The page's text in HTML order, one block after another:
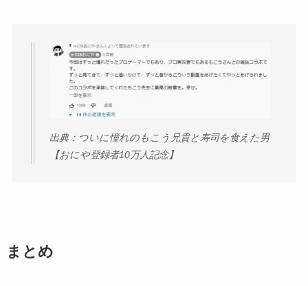
出典：ついに憧れのもこう兄貴と寿司を食えた男
【おにや登録者10万人記念】
まとめ